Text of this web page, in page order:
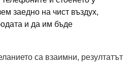
заедно на чист въздух,
и да им бъде
са взаимни, резултатът